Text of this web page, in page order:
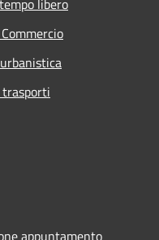
appuntamento